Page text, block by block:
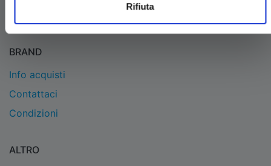
Rifiuta
BRAND
Info acquisti
Contattaci
Condizioni
ALTRO